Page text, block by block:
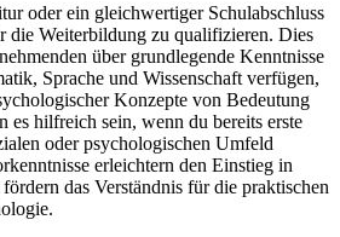
oder ein gleichwertiger Schulabschluss
die Weiterbildung zu qualifizieren. Dies
über grundlegende Kenntnisse
Sprache und Wissenschaft verfügen,
Konzepte von Bedeutung
es hilfreich sein, wenn du bereits erste
oder psychologischen Umfeld
erleichtern den Einstieg in
das Verständnis für die praktischen